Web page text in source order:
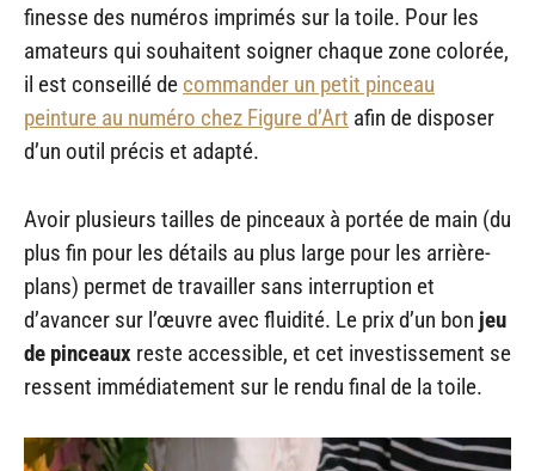
finesse des numéros imprimés sur la toile. Pour les
amateurs qui souhaitent soigner chaque zone colorée,
il est conseillé de commander un petit pinceau
peinture au numéro chez Figure d’Art afin de disposer
d’un outil précis et adapté.
Avoir plusieurs tailles de pinceaux à portée de main (du
plus fin pour les détails au plus large pour les arrière-
plans) permet de travailler sans interruption et
d’avancer sur l’œuvre avec fluidité. Le prix d’un bon jeu
de pinceaux reste accessible, et cet investissement se
ressent immédiatement sur le rendu final de la toile.